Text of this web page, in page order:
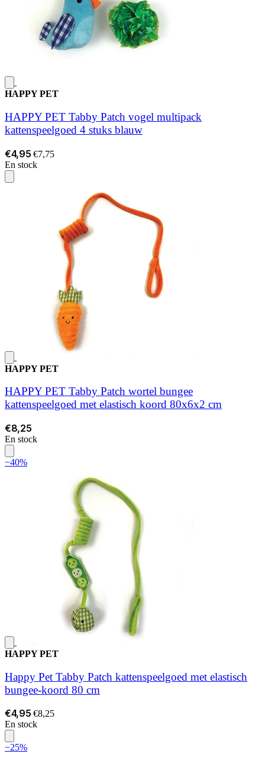
HAPPY PET
HAPPY PET Tabby Patch vogel multipack
kattenspeelgoed 4 stuks blauw
€4,95 €7,75
En stock
HAPPY PET
HAPPY PET Tabby Patch wortel bungee
kattenspeelgoed met elastisch koord 80x6x2 cm
€8,25
En stock
−40%
HAPPY PET
Happy Pet Tabby Patch kattenspeelgoed met elastisch
bungee-koord 80 cm
€4,95 €8,25
En stock
−25%